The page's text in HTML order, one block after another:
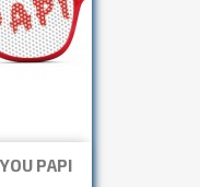
PAPI